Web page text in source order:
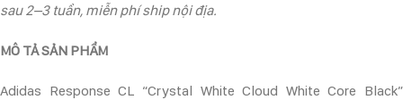
sau 2–3 tuần, miễn phí ship nội địa.
MÔ TẢ SẢN PHẨM
Adidas Response CL “Crystal White Cloud White Core Black”